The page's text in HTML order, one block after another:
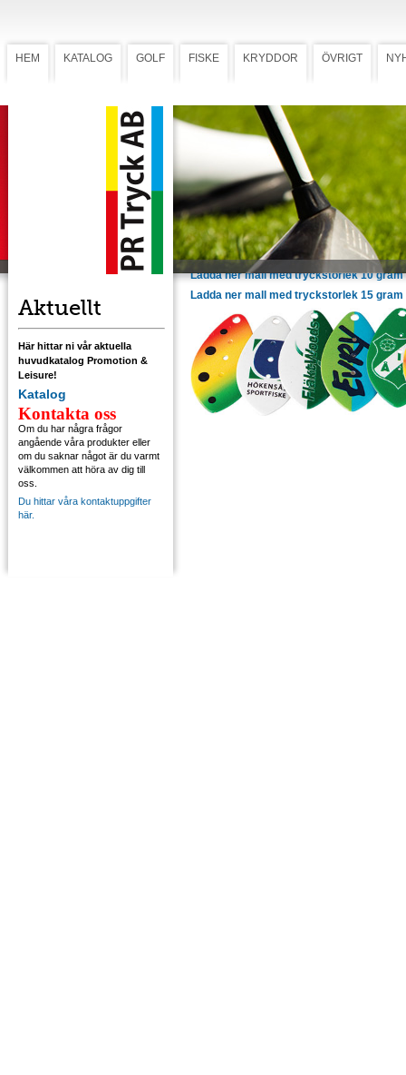
HEM KATALOG GOLF FISKE KRYDDOR ÖVRIGT
Aktuellt
Här hittar ni vår aktuella
huvudkatalog Promotion &
Leisure!
Katalog
Kontakta oss
Om du har några frågor
angående våra produkter eller
om du saknar något är du varmt
välkommen att höra av dig till
oss.
Du hittar våra kontaktuppgifter
här.
Spinnare sked
Spinnare Wipp
Välkända spinnaren Myran Wipp har goda
fångstegenskaper och skedens utformning
bär upp kroppen perfekt. Monterad med
hypervass dunkrok och Myrans egen
lockandeljudkonstruktion. Kroppen
efter er logotyp eller efter dina önskemål.
Inklusive flerfärgstryck.
Ladda ner mall med tryckstorlek 10 gram
Ladda ner mall med tryckstorlek 15 gram